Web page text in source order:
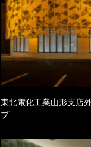
東北電化工業山形支店
プ